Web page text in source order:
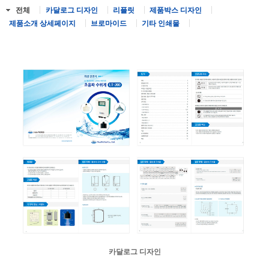
전체 카달로그 디자인 리플릿
제품박스 디자인
제품소개 상세페이지
브로마이드 기타 인쇄물
카달로그 디자인